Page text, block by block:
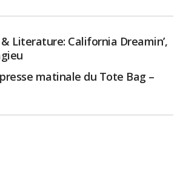
Literature: California Dreamin’,
matinale du Tote Bag –